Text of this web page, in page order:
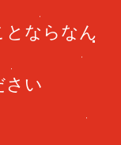
とならなん
さい